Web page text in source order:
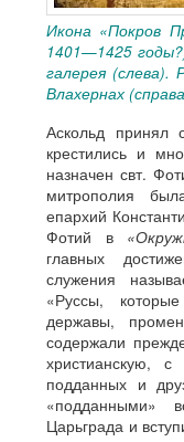
Икона «Покров
1401—1425
галерея (слева).
Влахернах
Аскольд
крестились и
назначен свт.
митрополия
епархий
Фотий в
главных
служения
«Руссы,
державы,
содержали
христианскую,
подданных и
«подданными»
Царьграда и